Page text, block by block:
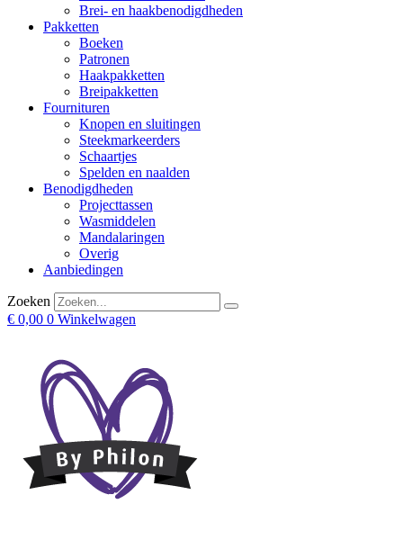
Brei- en haakbenodigdheden
Pakketten
Boeken
Patronen
Haakpakketten
Breipakketten
Fournituren
Knopen en sluitingen
Steekmarkeerders
Schaartjes
Spelden en naalden
Benodigdheden
Projecttassen
Wasmiddelen
Mandalaringen
Overig
Aanbiedingen
Zoeken
€ 0,00 0 Winkelwagen